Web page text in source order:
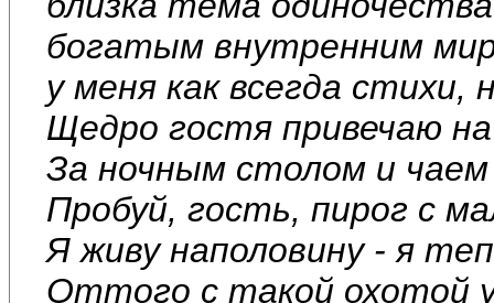
богатым внутренним
у меня как всегда стихи,
Щедро гостя привечаю
За ночным столом и
Пробуй, гость, пирог с
Я живу наполовину - я
Оттого с такой охотой